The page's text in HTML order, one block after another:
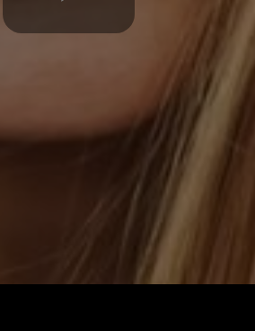
Play
Video